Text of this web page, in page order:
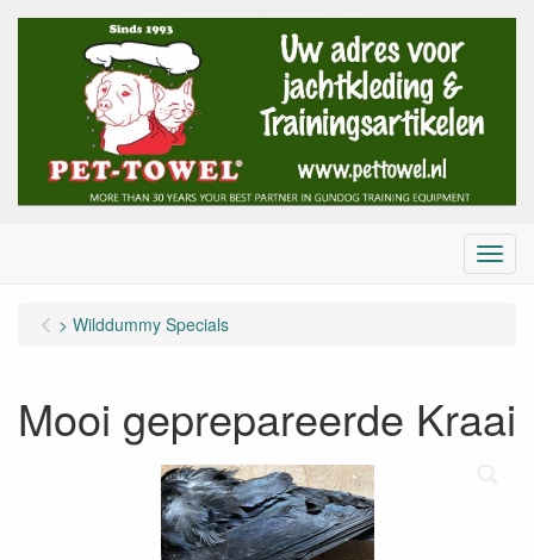
Menu
> Wilddummy Specials
Mooi geprepareerde Kraai